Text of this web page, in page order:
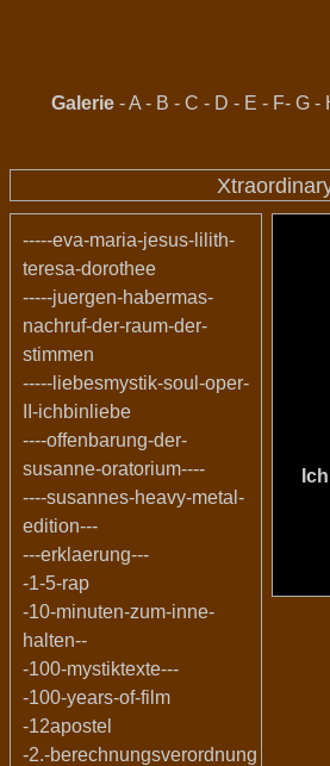
Galerie -A - B - C - D - E - F- G -
-----eva-maria-jesus-lilith-
teresa-dorothee
-----juergen-habermas-
nachruf-der-raum-der-
stimmen
-----liebesmystik-soul-oper-
II-ichbinliebe
----offenbarung-der-
susanne-oratorium----
----susannes-heavy-metal-
edition---
---erklaerung---
-1-5-rap
-10-minuten-zum-inne-
halten--
-100-mystiktexte---
-100-years-of-film
-12apostel
-2.-berechnungsverordnung